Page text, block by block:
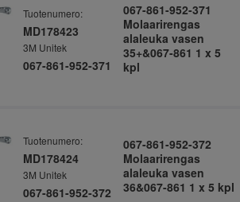
Tuotenumero:
MD178423
3M Unitek
067-861-952-371
067-861-952-371
Molaarirengas
alaleuka vasen
35+&067-861 1 x 5
kpl
Tuotenumero:
MD178424
3M Unitek
067-861-952-372
067-861-952-372
Molaarirengas
alaleuka vasen
36&067-861 1 x 5 kpl